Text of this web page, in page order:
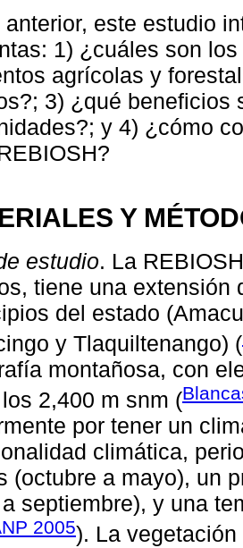
anterior, este estudio
1) ¿cuáles son
agrícolas y
3) ¿qué beneficios
y 4) ¿cómo
Y
estudio. La
tiene una extensión
del estado
y Tlaquiltenango) (
montañosa, con
2,400 m snm (
por tener un
climática,
(octubre a mayo), un
septiembre), y una
2005). La